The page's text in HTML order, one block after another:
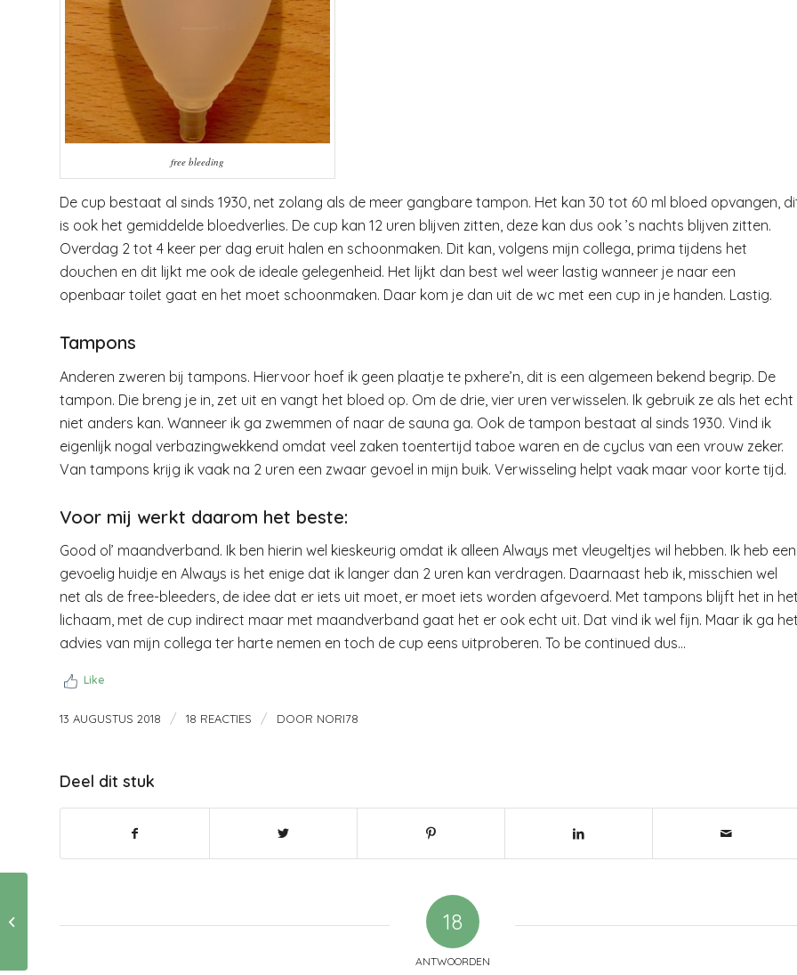
free bleeding
De cup bestaat al sinds 1930, net zolang als de meer gangbare tampon. Het kan 30 tot 60 ml bloed opvangen,
is ook het gemiddelde bloedverlies. De cup kan 12 uren blijven zitten, deze kan dus ook ’s nachts blijven zitten.
Overdag 2 tot 4 keer per dag eruit halen en schoonmaken. Dit kan, volgens mijn collega, prima tijdens het
douchen en dit lijkt me ook de ideale gelegenheid. Het lijkt dan best wel weer lastig wanneer je naar een
openbaar toilet gaat en het moet schoonmaken. Daar kom je dan uit de wc met een cup in je handen. Lastig.
Tampons
Anderen zweren bij tampons. Hiervoor hoef ik geen plaatje te pxhere’n, dit is een algemeen bekend begrip. De
tampon. Die breng je in, zet uit en vangt het bloed op. Om de drie, vier uren verwisselen. Ik gebruik ze als het echt
niet anders kan. Wanneer ik ga zwemmen of naar de sauna ga. Ook de tampon bestaat al sinds 1930. Vind ik
eigenlijk nogal verbazingwekkend omdat veel zaken toentertijd taboe waren en de cyclus van een vrouw zeker.
Van tampons krijg ik vaak na 2 uren een zwaar gevoel in mijn buik. Verwisseling helpt vaak maar voor korte tijd.
Voor mij werkt daarom het beste:
Good ol’ maandverband. Ik ben hierin wel kieskeurig omdat ik alleen Always met vleugeltjes wil hebben. Ik heb een
gevoelig huidje en Always is het enige dat ik langer dan 2 uren kan verdragen. Daarnaast heb ik, misschien wel
net als de free-bleeders, de idee dat er iets uit moet, er moet iets worden afgevoerd. Met tampons blijft het in
lichaam, met de cup indirect maar met maandverband gaat het er ook echt uit. Dat vind ik wel fijn. Maar ik ga
advies van mijn collega ter harte nemen en toch de cup eens uitproberen. To be continued dus…
Like
13 AUGUSTUS 2018 / 18 REACTIES / DOOR NORI78
Deel dit stuk
18
ANTWOORDEN
gesproken.